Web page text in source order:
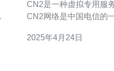
CN2是一种虚拟专用服
CN2网络是中国电信的
定、可靠的网络体验。 1. 高速连接：越南VPS CN2通过中
2025年4月24日